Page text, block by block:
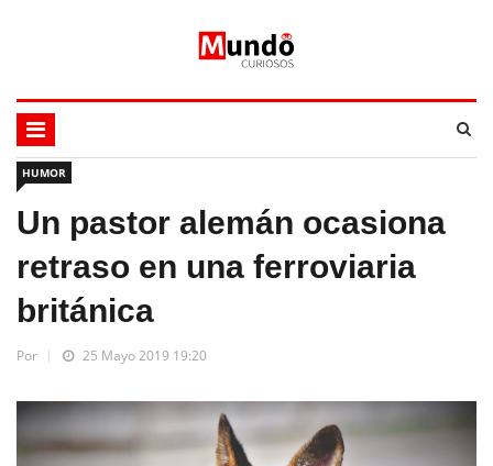
HUMOR
Un pastor alemán ocasiona
retraso en una ferroviaria
británica
Por 25 Mayo 2019 19:20